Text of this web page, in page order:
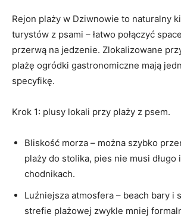
Rejon plaży w Dziwnowie to naturalny
turystów z psami – łatwo połączyć
przerwą na jedzenie. Zlokalizowane
plażę ogródki gastronomiczne mają
specyfikę.
Krok 1: plusy lokali przy plaży z psem.
Bliskość morza – można szybko
plaży do stolika, pies nie musi długo
chodnikach.
Luźniejsza atmosfera – beach bary i
strefie plażowej zwykle mniej